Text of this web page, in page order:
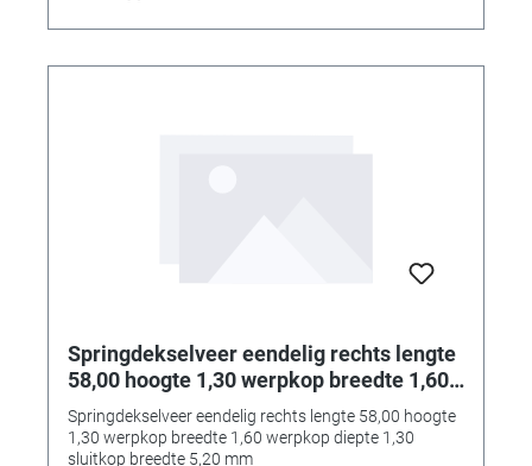
Springdekselveer eendelig rechts lengte
58,00 hoogte 1,30 werpkop breedte 1,60
werpkop diepte 1,30 sluitkop breedte
5,20 mm
Springdekselveer eendelig rechts lengte 58,00 hoogte
1,30 werpkop breedte 1,60 werpkop diepte 1,30
sluitkop breedte 5,20 mm